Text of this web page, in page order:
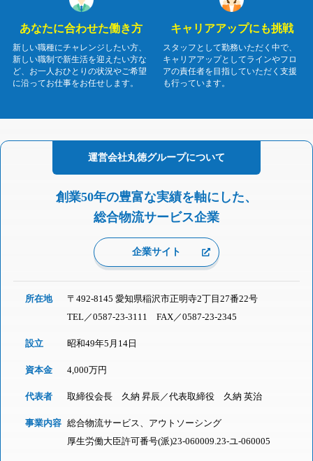
あなたに合わせた働き方
新しい職種にチャレンジしたい方、
新しい職制で新生活を迎えたい方な
ど、お一人おひとりの状況やご希望
に沿ってお仕事をお任せします。
キャリアアップにも挑戦
スタッフとして勤務いただく中で、
キャリアアップとしてラインやフロ
アの責任者を目指していただく支援
も行っています。
運営会社丸徳グループについて
創業50年の豊富な実績を軸にした、
総合物流サービス企業
企業サイト
所在地
〒492-8145 愛知県稲沢市正明寺2丁目27番22号
TEL／0587-23-3111 FAX／0587-23-2345
設立 昭和49年5月14日
資本金 4,000万円
代表者 取締役会長 久納 昇辰／代表取締役 久納 英治
事業内容 総合物流サービス、アウトソーシング
厚生労働大臣許可番号(派)23-060009.23-ユ-060005